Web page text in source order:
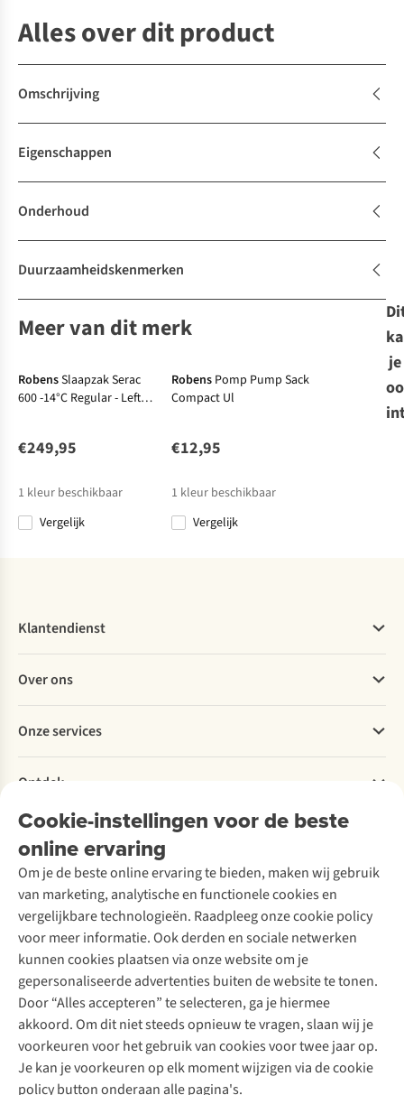
Alles over dit product
Omschrijving
Eigenschappen
Onderhoud
Duurzaamheidskenmerken
Meer van dit merk
RobensSlaapzak Serac
600 -14°C Regular - Left
€249,95
1 kleur beschikbaar
Vergelijk
Robens Pomp Pump Sack
Compact Ul
€12,95
1 kleur beschikbaar
Vergelijk
je
Cookie-instellingen voor de beste
online ervaring
Om je de beste online ervaring te bieden, maken wij gebruik
van marketing, analytische en functionele cookies en
vergelijkbare technologieën. Raadpleeg onze cookie policy
voor meer informatie. Ook derden en sociale netwerken
kunnen cookies plaatsen via onze website om je
gepersonaliseerde advertenties buiten de website te tonen.
Door “Alles accepteren” te selecteren, ga je hiermee
akkoord. Om dit niet steeds opnieuw te vragen, slaan wij je
voorkeuren voor het gebruik van cookies voor twee jaar op.
Je kan je voorkeuren op elk moment wijzigen via de cookie
policy button onderaan alle pagina's.
Klantendienst
Bestellen
Betalen
Levering
Retourneren
Bestelling herroepen
Garantie
Contact
Over ons
Explore More
Verantwoord ondernemen
Over Ayacucho
Onze winkels
Over A.S.Adventure
Toegankelijkheidsverklaring
Onze services
Ski-onderhoud
Wasservice
Schoenonderhoud
Schoenherstelling
Kledingherstelling
Retouches
Voor bedrijven
Ontdek
A.S.Magazine
Podcast
Explore Academy
Explore Camp
Gear Check
Inspiratie & advies
Meld je aan voor de nieuwsbrief
Follow us
Disclaimer Privacy Policy
Algemene voorwaarden